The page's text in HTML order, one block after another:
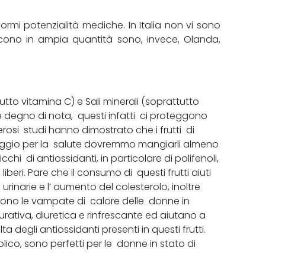
potenzialità mediche. In Italia non vi sono
in ampia quantità sono, invece, Olanda,
vitamina C) e Sali minerali (soprattutto
degno di nota, questi infatti ci proteggono
studi hanno dimostrato che i frutti di
per la salute dovremmo mangiarli almeno
di antiossidanti, in particolare di polifenoli,
Pare che il consumo di questi frutti aiuti
e l’ aumento del colesterolo, inoltre
le vampate di calore delle donne in
diuretica e rinfrescante ed aiutano a
degli antiossidanti presenti in questi frutti.
sono perfetti per le donne in stato di